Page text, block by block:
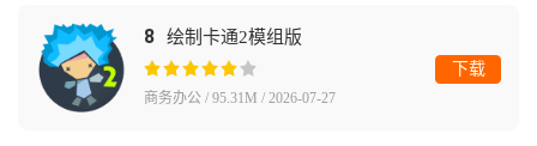
8 绘制卡通2模组版
商务办公 / 95.31M / 2026-07-27
下载